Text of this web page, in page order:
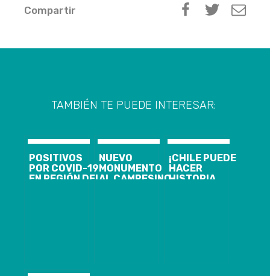
Compartir
TAMBIÉN TE PUEDE INTERESAR:
POSITIVOS
POR COVID-19
EN REGIÓN DEL
NUEVO
MONUMENTO
AL CAMPESINO
¡CHILE PUEDE
HACER
HISTORIA